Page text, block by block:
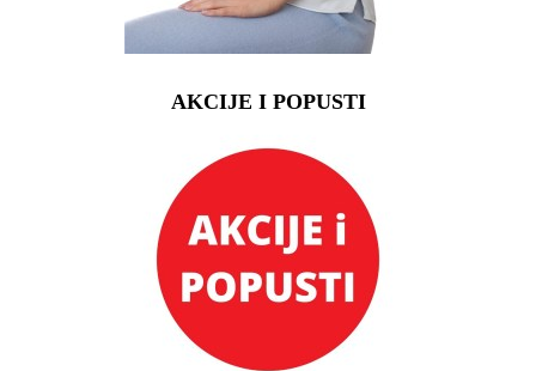
AKCIJE I POPUSTI